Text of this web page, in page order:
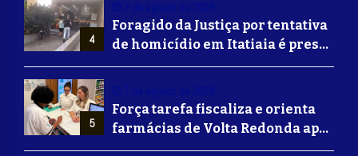
4
Foragido da Justiça por tentativa
de homicídio em Itatiaia é preso
em Volta Redonda
5
Força tarefa fiscaliza e orienta
farmácias de Volta Redonda após
alerta de falsificação de